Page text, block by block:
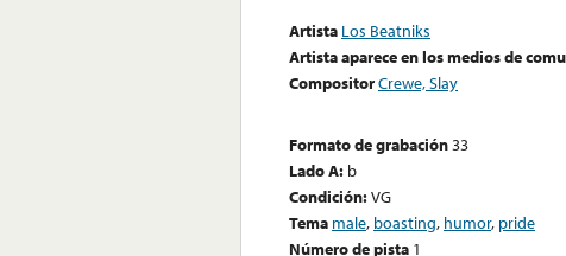
Artista Los Beatniks
Artista aparece en los medios de
CompositorCrewe, Slay
Formato de grabación33
Lado A: b
Condición:VG
Tema male, boasting, humor, pride
Número de pista 1